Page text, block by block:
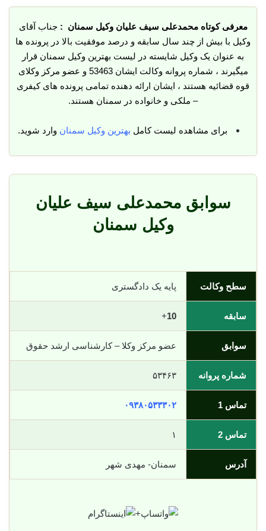
معرفی کوتاه محمدعلی سیف علیان وکیل سمنان : جناب آقای
وکیل با بیش از چند سال سابقه و درصد موفقیت بالا در پرونده ها
به عنوان یک وکیل شایسته در لیست بهترین وکیل سمنان قرار
میگیرند ، شماره پروانه وکالت ایشان 53463 و عضو مرکز وکلای
قوه قضائیه هستند ، ایشان ارائه دهنده تمامی پرونده های کیفری
– ملکی و خانواده در سمنان هستند.
برای مشاهده لیست کامل بهترین وکیل سمنان وارد شوید.
سوابق محمدعلی سیف علیان
وکیل سمنان
سطح وکالت پایه یک دادگستری
سابقه 10
+
سوابق عضو مرکز وکلا – کارشناسی ارشد حقوق
شماره پروانه ۵۳۴۶۳
تماس 1 ۰۹۳۸۰۵۳۳۳۰۲
تماس 2 ١
آدرس سمنان- مهدی شهر
+